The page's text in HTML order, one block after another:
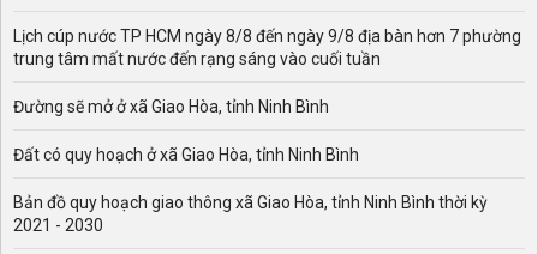
Lịch cúp nước TP HCM ngày 8/8 đến ngày 9/8 địa bàn hơn 7 phường
trung tâm mất nước đến rạng sáng vào cuối tuần
Đường sẽ mở ở xã Giao Hòa, tỉnh Ninh Bình
Đất có quy hoạch ở xã Giao Hòa, tỉnh Ninh Bình
Bản đồ quy hoạch giao thông xã Giao Hòa, tỉnh Ninh Bình thời kỳ
2021 - 2030